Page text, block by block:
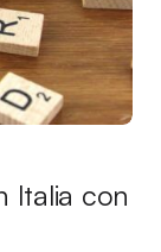
Italia con